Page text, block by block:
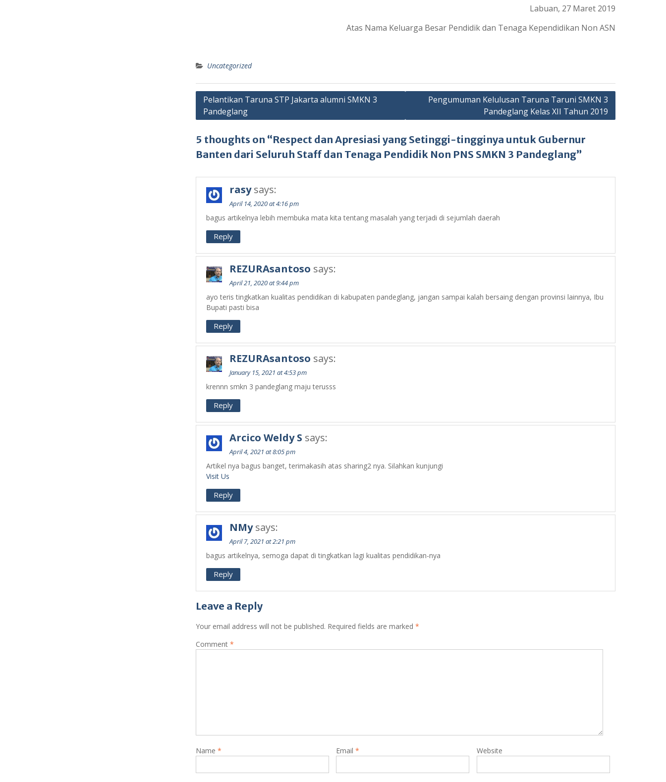
Labuan, 27 Maret 2019
Atas Nama Keluarga Besar Pendidik dan Tenaga Kependidikan Non ASN
Uncategorized
Post
navigation
Pelantikan Taruna STP Jakarta alumni SMKN 3
Pandeglang
Pengumuman Kelulusan Taruna Taruni SMKN 3
Pandeglang Kelas XII Tahun 2019
5 thoughts on “Respect dan Apresiasi yang Setinggi-tingginya untuk Gubernur
Banten dari Seluruh Staff dan Tenaga Pendidik Non PNS SMKN 3 Pandeglang”
rasy says:
April 14, 2020 at 4:16 pm
bagus artikelnya lebih membuka mata kita tentang masalah yang terjadi di sejumlah daerah
Reply
REZURAsantoso says:
April 21, 2020 at 9:44 pm
ayo teris tingkatkan kualitas pendidikan di kabupaten pandeglang, jangan sampai kalah bersaing dengan provinsi lainnya, Ibu
Bupati pasti bisa
Reply
REZURAsantoso says:
January 15, 2021 at 4:53 pm
krennn smkn 3 pandeglang maju terusss
Reply
Arcico Weldy S says:
April 4, 2021 at 8:05 pm
Artikel nya bagus banget, terimakasih atas sharing2 nya. Silahkan kunjungi
Visit Us
Reply
NMy says:
April 7, 2021 at 2:21 pm
bagus artikelnya, semoga dapat di tingkatkan lagi kualitas pendidikan-nya
Reply
Leave a Reply
Your email address will not be published. Required fields are marked *
Comment *
Name * Email* Website